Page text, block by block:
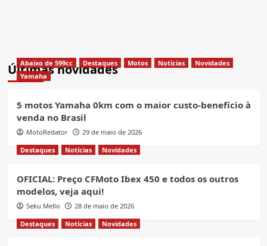
Últimas novidades
Abaixo de 599cc Destaques Motos Notícias
Novidades
Yamaha
5 motos Yamaha 0km com o maior custo-benefício à
venda no Brasil
MotoRedator
29 de maio de 2026
Destaques
Notícias Novidades
OFICIAL: Preço CFMoto Ibex 450 e todos os outros
modelos, veja aqui!
Seku Mello
28 de maio de 2026
Destaques
Notícias Novidades